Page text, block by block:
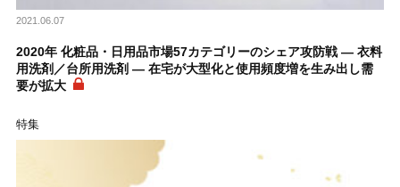
2021.06.07
2020年 化粧品・日用品市場57カテゴリーのシェア攻防戦 ― 衣料
用洗剤／台所用洗剤 ― 在宅が大型化と使用頻度増を生み出し需
要が拡大
特集